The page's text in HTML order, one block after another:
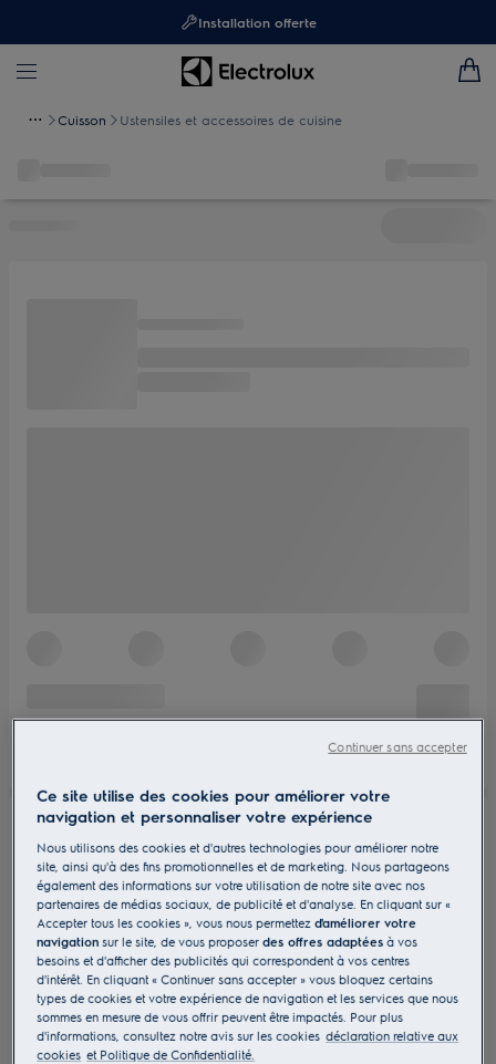
Installation offerte
Cuisson Ustensiles et accessoires de cuisine
Ce site utilise des cookies pour améliorer votre
navigation et personnaliser votre expérience
Nous utilisons des cookies et d'autres technologies pour améliorer notre
site, ainsi qu'à des fins promotionnelles et de marketing. Nous partageons
également des informations sur votre utilisation de notre site avec nos
partenaires de médias sociaux, de publicité et d'analyse. En cliquant sur «
Accepter tous les cookies », vous nous permettezd'améliorer votre
navigation sur le site, de vous proposerdes offres adaptées à vos
besoins et d'afficher des publicités qui correspondent à vos centres
d'intérêt. En cliquant « Continuer sans accepter » vous bloquez certains
types de cookies et votre expérience de navigation et les services que nous
sommes en mesure de vous offrir peuvent être impactés. Pour plus
d'informations, consultez notre avis sur les cookies déclaration relative aux
cookies et Politique de Confidentialité.
Continuer sans accepter